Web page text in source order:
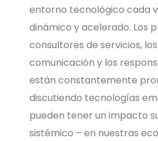
entorno tecnológico cada
dinámico y acelerado. Los
consultores de servicios,
comunicación y los
están constantemente
discutiendo tecnologías
pueden tener un impacto
sistémico – en nuestras